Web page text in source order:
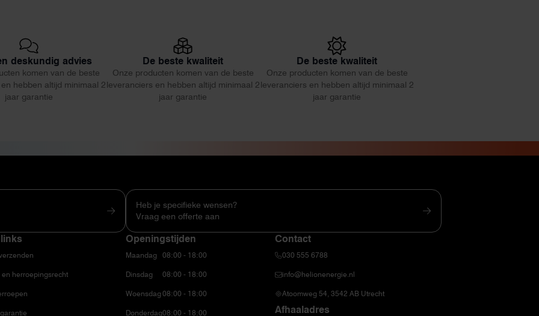
deskundig advies
komen van de beste
hebben altijd minimaal 2
jaar garantie
De beste kwaliteit
Onze producten komen van de beste
leveranciers en hebben altijd minimaal 2
jaar garantie
De beste kwaliteit
Onze producten komen van de beste
leveranciers en hebben altijd minimaal 2
jaar garantie
en herroepingsrecht
Heb je specifieke wensen?
Vraag een offerte aan
Openingstijden
Maandag
Dinsdag
Woensdag
Donderdag
08:00 - 18:00
08:00 - 18:00
08:00 - 18:00
08:00 - 18:00
Contact
030 555 6788
info@helionenergie.nl
Atoomweg 54, 3542 AB Utrecht
Afhaaladres